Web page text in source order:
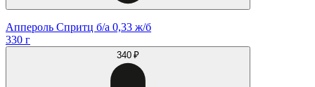
Аппероль Спритц б/а 0,33 ж/б
330 г
340 ₽